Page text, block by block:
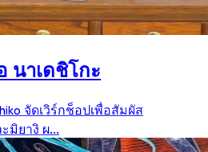
ブラリー
旅
นาเดชิโกะ
จัดเวิร์กช็อปเพื่อสัมผัส
ยางิ ผ...